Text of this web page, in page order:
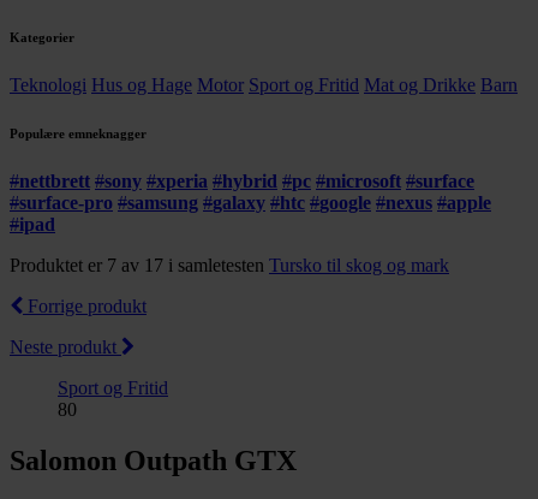
Kategorier
Teknologi Hus og Hage Motor Sport og Fritid Mat og Drikke Barn
Populære emneknagger
#nettbrett #sony #xperia #hybrid #pc #microsoft #surface
#surface-pro #samsung #galaxy #htc #google #nexus #apple
#ipad
Produktet er 7 av 17 i samletesten Tursko til skog og mark
Forrige produkt
Neste produkt
Sport og Fritid
80
Salomon Outpath GTX